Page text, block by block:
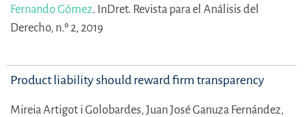
Fernando Gómez. InDret. Revista para el Análisis del
Derecho, n.º 2, 2019
Product liability should reward firm transparency
Mireia Artigot i Golobardes, Juan José Ganuza Fernández,